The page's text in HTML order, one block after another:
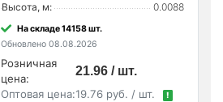
Высота, м:
0.0088
На складе 14158 шт.
Обновлено 08.08.2026
Розничная
цена:
21.96 / шт.
Оптовая цена:19.76 руб. / шт. !